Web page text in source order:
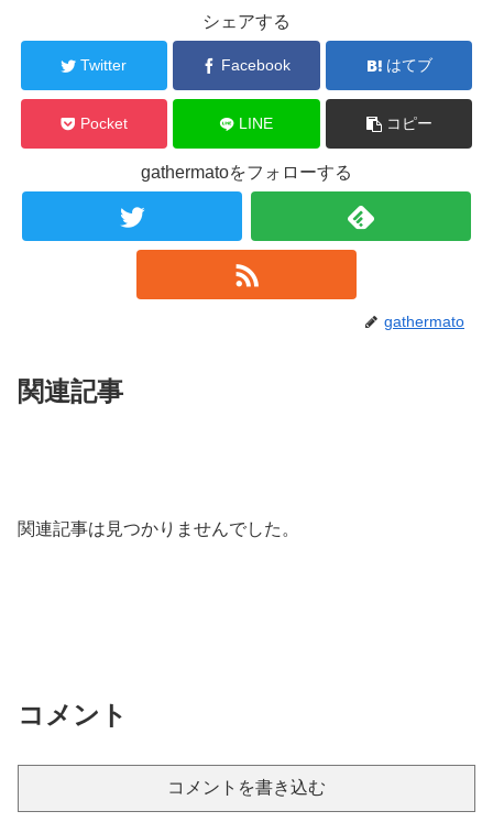
シェアする
Twitter Facebook はてブ
Pocket LINE コピー
gathermatoをフォローする
gathermato
関連記事
関連記事は見つかりませんでした。
コメント
コメントを書き込む